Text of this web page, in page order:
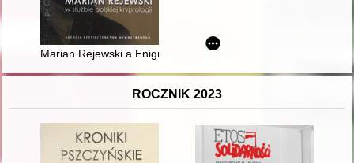
Marian Rejewski a Enigma 1932-1939
ROCZNIK 2023